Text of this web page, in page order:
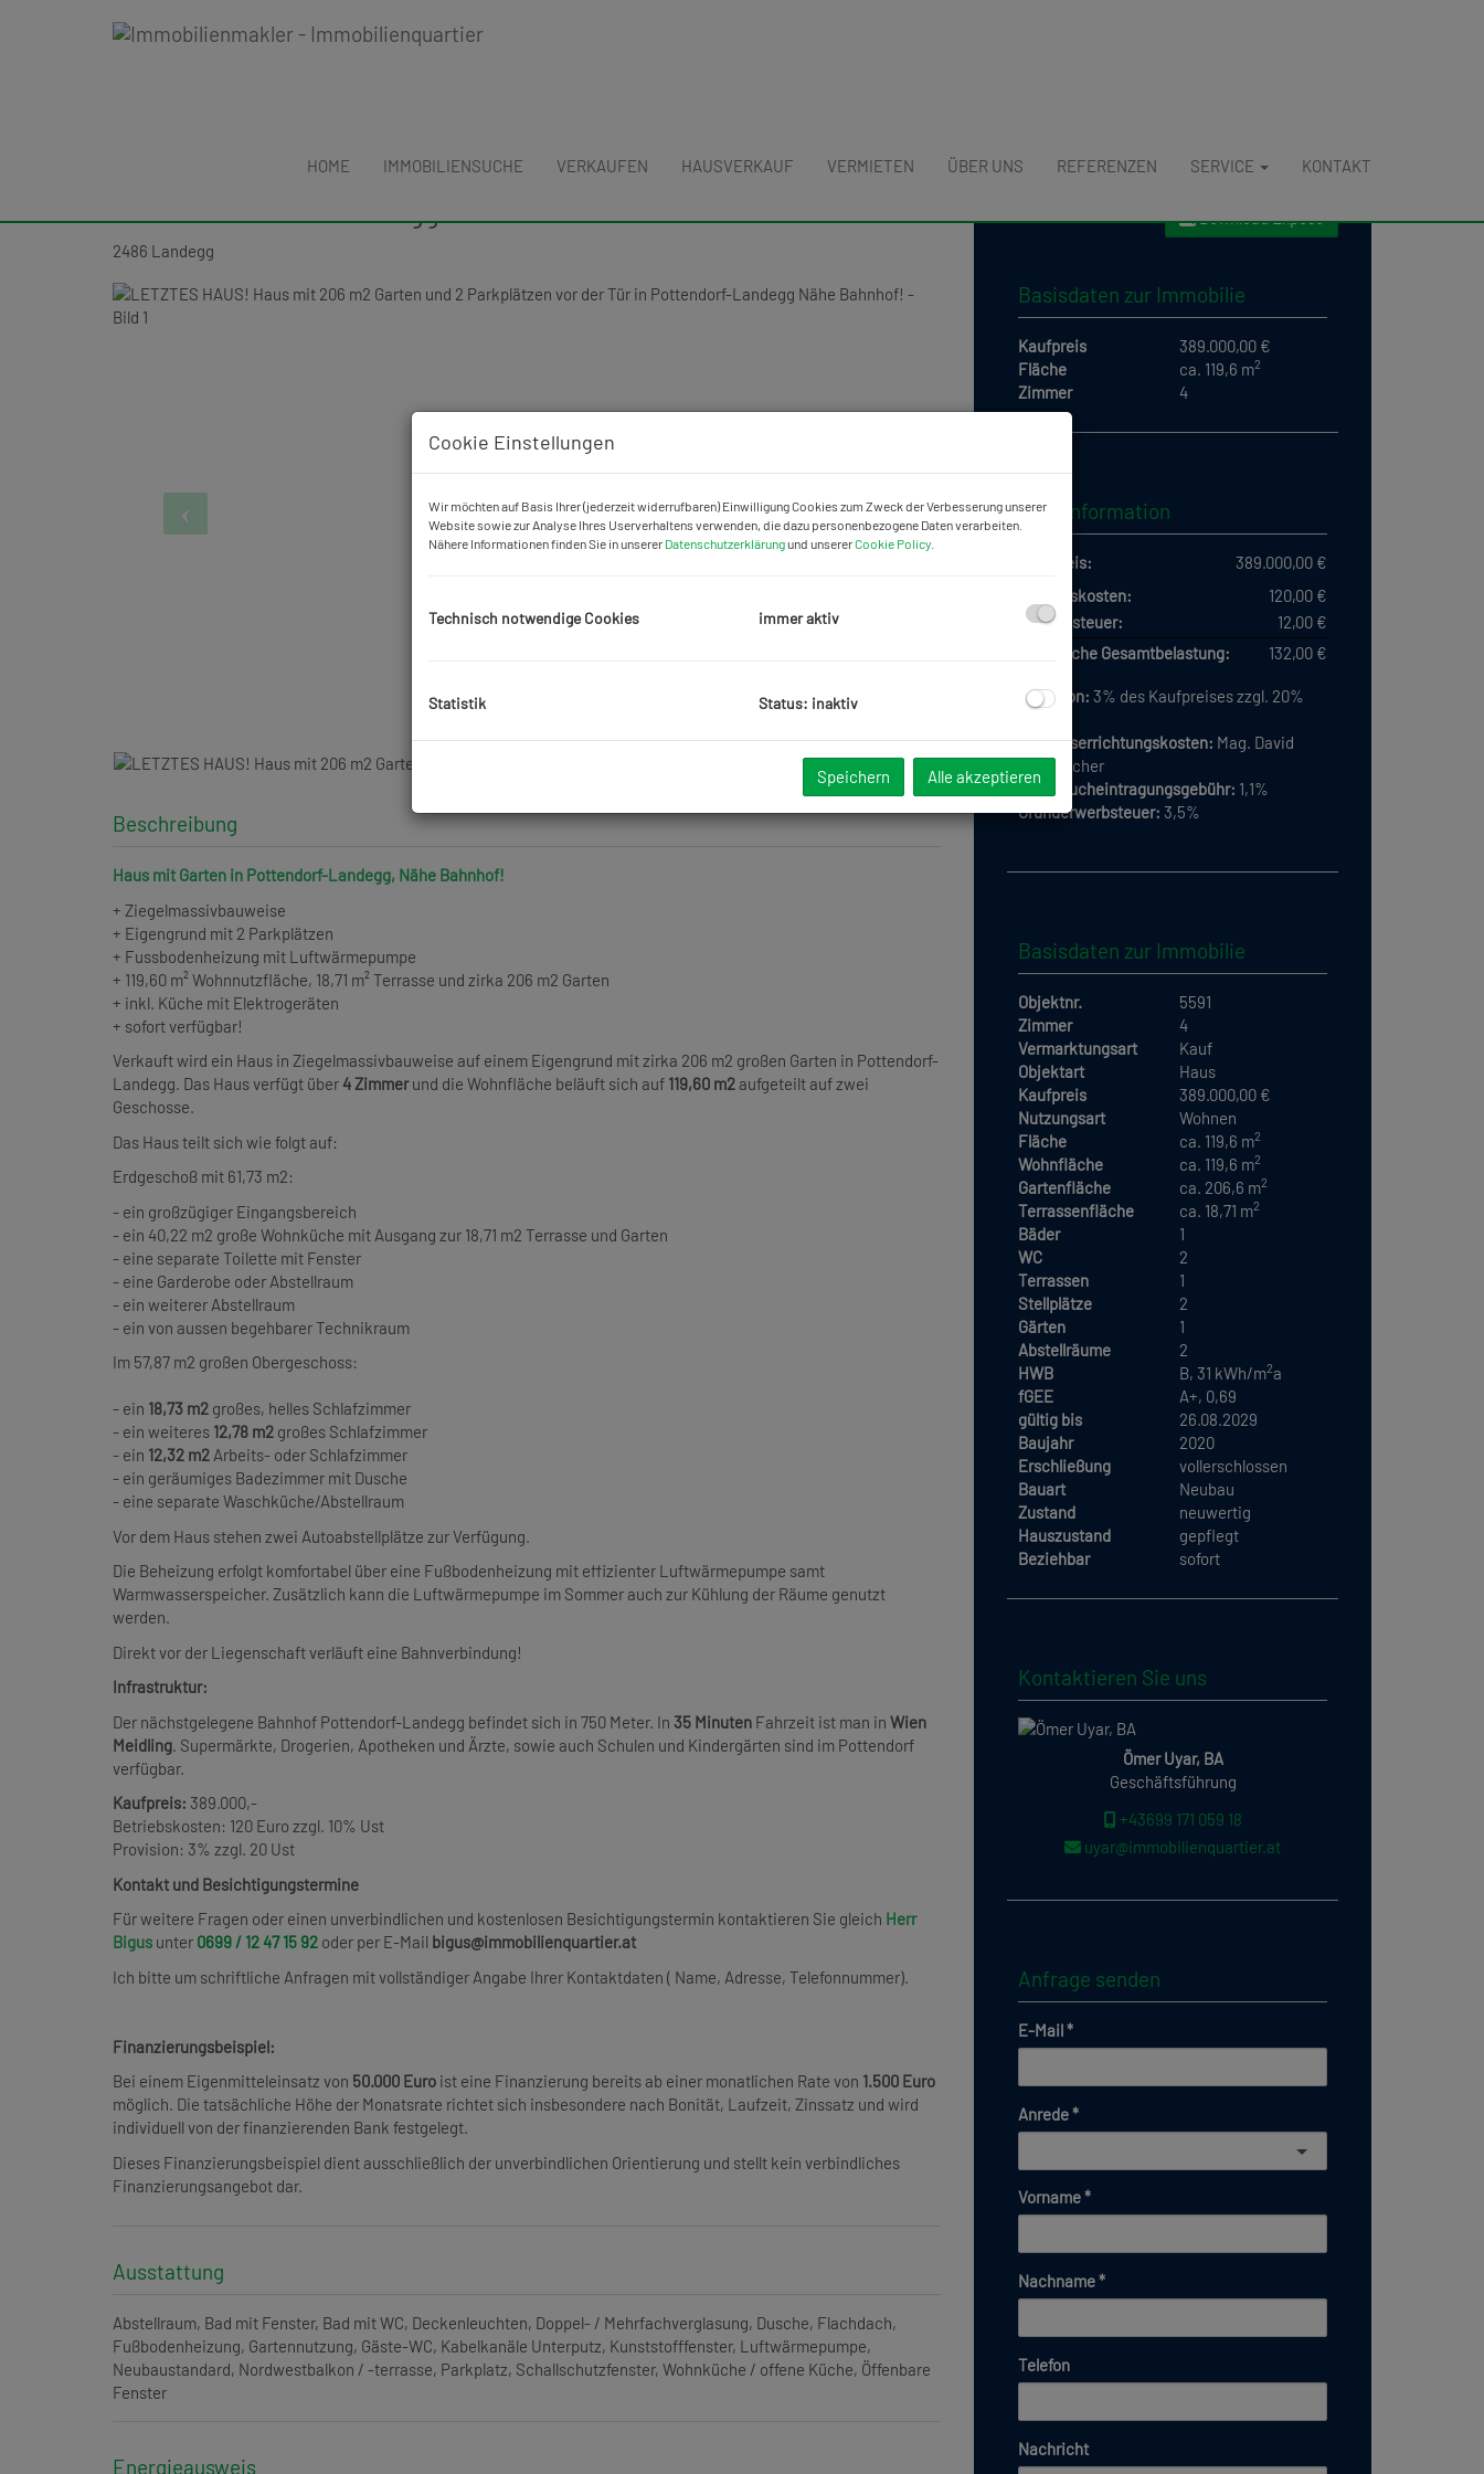
HOME IMMOBILIENSUCHE VERKAUFEN HAUSVERKAUF VERMIETEN ÜBER UNS REFERENZEN SERVICE KONTAKT
LETZTES HAUS! Haus mit 206 m2 Garten und 2 Parkplätzen vor der
2486 Landegg
Beschreibung
Haus mit Garten in Pottendorf-Landegg, Nähe Bahnhof!
+ Ziegelmassivbauweise
+ Eigengrund mit 2 Parkplätzen
+ Fussbodenheizung mit Luftwärmepumpe
+ 119,60 m² Wohnnutzfläche, 18,71 m² Terrasse und zirka 206 m2 Garten
+ inkl. Küche mit Elektrogeräten
+ sofort verfügbar!
Verkauft wird ein Haus in Ziegelmassivbauweise auf einem Eigengrund mit zirka 206 m2 großen Garten in Pottendorf-
Landegg. Das Haus verfügt über 4 Zimmerund die Wohnfläche beläuft sich auf 119,60 m2 aufgeteilt auf zwei
Geschosse.
Das Haus teilt sich wie folgt auf:
Erdgeschoß mit 61,73 m2:
- ein großzügiger Eingangsbereich
- ein 40,22 m2 große Wohnküche mit Ausgang zur 18,71 m2 Terrasse und Garten
- eine separate Toilette mit Fenster
- eine Garderobe oder Abstellraum
- ein weiterer Abstellraum
- ein von aussen begehbarer Technikraum
Im 57,87 m2 großen Obergeschoss:
- ein 18,73 m2 großes, helles Schlafzimmer
- ein weiteres 12,78 m2 großes Schlafzimmer
- ein 12,32 m2 Arbeits- oder Schlafzimmer
- ein geräumiges Badezimmer mit Dusche
- eine separate Waschküche/Abstellraum
Vor dem Haus stehen zwei Autoabstellplätze zur Verfügung.
Die Beheizung erfolgt komfortabel über eine Fußbodenheizung mit effizienter Luftwärmepumpe samt
Warmwasserspeicher. Zusätzlich kann die Luftwärmepumpe im Sommer auch zur Kühlung der Räume genutzt
werden.
Direkt vor der Liegenschaft verläuft eine Bahnverbindung!
Infrastruktur:
Der nächstgelegene Bahnhof Pottendorf-Landegg befindet sich in 750 Meter. In 35 Minuten Fahrzeit ist man in Wien
Meidling. Supermärkte, Drogerien, Apotheken und Ärzte, sowie auch Schulen und Kindergärten sind im Pottendorf
verfügbar.
Kaufpreis: 389.000,-
Betriebskosten: 120 Euro zzgl. 10% Ust
Provision: 3% zzgl. 20 Ust
Kontakt und Besichtigungstermine
Für weitere Fragen oder einen unverbindlichen und kostenlosen Besichtigungstermin kontaktieren Sie gleich Herr
Bigus unter 0699 / 12 47 15 92 oder per E-Mail bigus@immobilienquartier.at
Ich bitte um schriftliche Anfragen mit vollständiger Angabe Ihrer Kontaktdaten ( Name, Adresse, Telefonnummer).
Finanzierungsbeispiel:
Bei einem Eigenmitteleinsatz von 50.000 Euro ist eine Finanzierung bereits ab einer monatlichen Rate von 1.500 Euro
möglich. Die tatsächliche Höhe der Monatsrate richtet sich insbesondere nach Bonität, Laufzeit, Zinssatz und wird
individuell von der finanzierenden Bank festgelegt.
Dieses Finanzierungsbeispiel dient ausschließlich der unverbindlichen Orientierung und stellt kein verbindliches
Finanzierungsangebot dar.
Ausstattung
Abstellraum Bad mit Fenster Bad mit WC Deckenleuchten Doppel- / Mehrfachverglasung Dusche Flachdach
Fußbodenheizung Gartennutzung Gäste-WC Kabelkanäle Unterputz Kunststofffenster Luftwärmepumpe
Neubaustandard Nordwestbalkon / -terrasse Parkplatz Schallschutzfenster Wohnküche / offene Küche Öffenbare
Fenster
Energieausweis
Download Expose
Basisdaten zur Immobilie
Kaufpreis
389.000,00 €
Fläche
ca. 119,6 m2
Zimmer 4
Preisinformation
Kaufpreis:
389.000,00 €
Betriebskosten:
120,00 €
Umsatzsteuer:
12,00 €
monatliche Gesamtbelastung:
132,00 €
Provision: 3% des Kaufpreises zzgl. 20%
Vertragserrichtungskosten: Mag. David
Griesbacher
Grundbucheintragungsgebühr: 1,1%
Grunderwerbsteuer: 3,5%
Basisdaten zur Immobilie
Objektnr.
5591
Zimmer
4
Vermarktungsart
Kauf
Objektart
Haus
Kaufpreis
389.000,00 €
Nutzungsart
Wohnen
Fläche
ca. 119,6 m2
Wohnfläche ca. 119,6 m2
Gartenfläche ca. 206,6 m2
Terrassenfläche ca. 18,71 m2
Bäder
1
WC
2
Terrassen
1
Stellplätze
2
Gärten
1
Abstellräume
2
HWB
B, 31 kWh/m2a
fGEE
A+, 0,69
gültig bis
26.08.2029
Baujahr
2020
Erschließung
vollerschlossen
Bauart
Neubau
Zustand
neuwertig
Hauszustand
gepflegt
Beziehbar
sofort
Kontaktieren Sie uns
Ömer Uyar, BA
Geschäftsführung
+43699 171 059 18
uyar@immobilienquartier.at
Anfrage senden
E-Mail
Anrede
Vorname
Nachname
Telefon
Nachricht
Cookie Einstellungen
Wir möchten auf Basis Ihrer (jederzeit widerrufbaren) Einwilligung Cookies zum Zweck der Verbesserung unserer
Website sowie zur Analyse Ihres Userverhaltens verwenden, die dazu personenbezogene Daten verarbeiten.
Nähere Informationen finden Sie in unserer Datenschutzerklärungund unsererCookie Policy
Technisch notwendige Cookies immer aktiv
Statistik Status: inaktiv
Speichern Alle akzeptieren